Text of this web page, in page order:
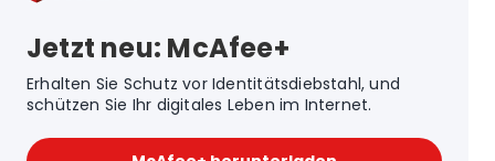
Jetzt neu: McAfee+
Erhalten Sie Schutz vor Identitätsdiebstahl, und
schützen Sie Ihr digitales Leben im Internet.